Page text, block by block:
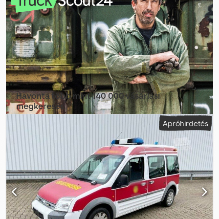
minősülnek szerződéses elemnek Codpfox Ttawsx Aqierf
Havonta több mint 140 000 vásárlási
megkeresés
Válassza ki a kereskedői csomagotApróhirdetés